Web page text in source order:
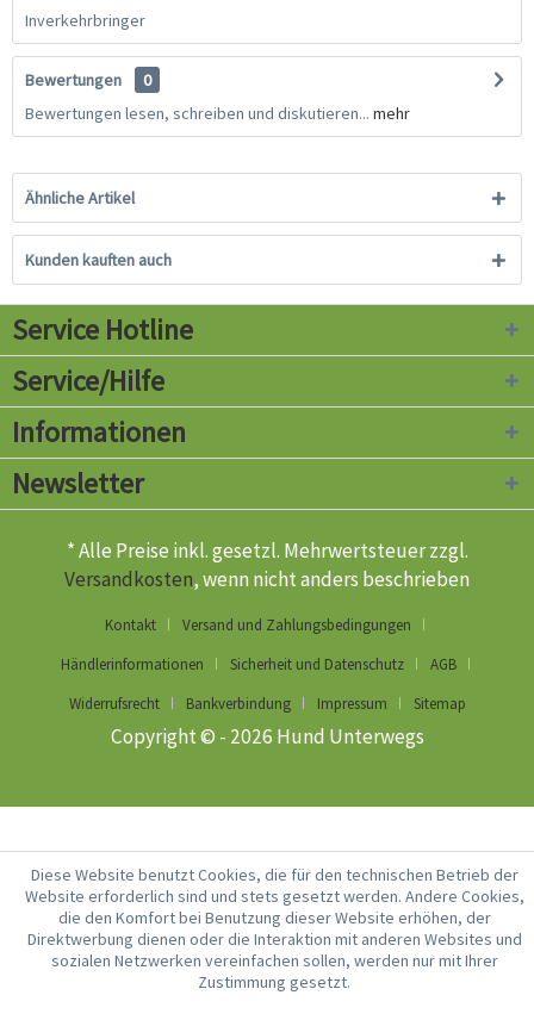
Inverkehrbringer
Bewertungen
0
Bewertungen lesen, schreiben und diskutieren... mehr
Ähnliche Artikel
Kunden kauften auch
Service Hotline
Service/Hilfe
Informationen
Newsletter
* Alle Preise inkl. gesetzl. Mehrwertsteuer zzgl.
Versandkosten, wenn nicht anders beschrieben
Kontakt
Versand und Zahlungsbedingungen
Händlerinformationen
Sicherheit und Datenschutz
AGB
Widerrufsrecht
Bankverbindung Impressum Sitemap
Copyright © - 2026 Hund Unterwegs
Diese Website benutzt Cookies, die für den technischen Betrieb der
Website erforderlich sind und stets gesetzt werden. Andere Cookies,
die den Komfort bei Benutzung dieser Website erhöhen, der
Direktwerbung dienen oder die Interaktion mit anderen Websites und
sozialen Netzwerken vereinfachen sollen, werden nur mit Ihrer
Zustimmung gesetzt.